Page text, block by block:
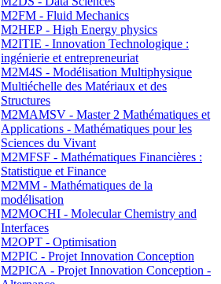
M2FM - Fluid Mechanics
M2HEP - High Energy physics
M2ITIE - Innovation Technologique :
ingénierie et entrepreneuriat
M2M4S - Modélisation Multiphysique
Multiéchelle des Matériaux et des
Structures
M2MAMSV - Master 2 Mathématiques et
Applications - Mathématiques pour les
Sciences du Vivant
M2MFSF - Mathématiques Financières :
Statistique et Finance
M2MM - Mathématiques de la
modélisation
M2MOCHI - Molecular Chemistry and
Interfaces
M2OPT - Optimisation
M2PIC - Projet Innovation Conception
M2PICA - Projet Innovation Conception -